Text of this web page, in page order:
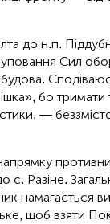
до н.п.
Сил
бо тримати
—
с. Разіне.
намагається
щоб взяти